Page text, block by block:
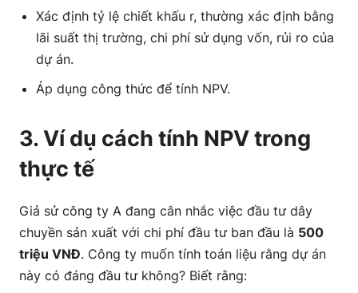
Xác định tỷ lệ chiết khấu r, thường xác định bằng
lãi suất thị trường, chi phí sử dụng vốn, rủi ro của
dự án.
Áp dụng công thức để tính NPV.
3. Ví dụ cách tính NPV trong
thực tế
Giả sử công ty A đang cân nhắc việc đầu tư dây
chuyền sản xuất với chi phí đầu tư ban đầu là 500
triệu VNĐ. Công ty muốn tính toán liệu rằng dự án
này có đáng đầu tư không? Biết rằng: